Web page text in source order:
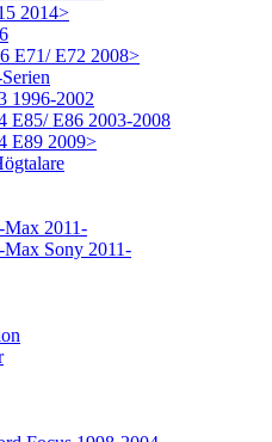
2014>
E71/ E72 2008>
1996-2002
E85/ E86 2003-2008
E89 2009>
Max 2011-
Sony 2011-